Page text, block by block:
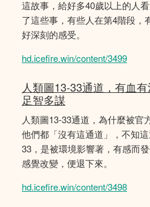
這故事，給好多40歲以上的人
了這些事，有些人在第4階段，
好深刻的感受。
hd.icefire.win/content/3499
人類圖13-33通道，有血
足智多謀
人類圖13-33通道，為什麼被官
他們都「沒有這通道」，不知
33，是被環境影響著，有感而
感覺改變，便退下來。
hd.icefire.win/content/3498